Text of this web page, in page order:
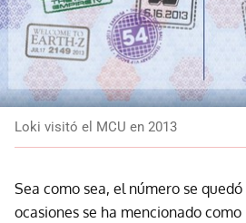
Loki visitó el MCU en 2013
Sea como sea, el número se
ocasiones se ha mencionado